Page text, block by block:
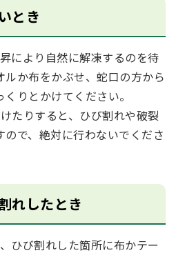
とき
により自然に解凍するのを待
か布をかぶせ、蛇口の方から
りとかけてください。
たりすると、ひび割れや破裂
で、絶対に行わないでくださ
れしたとき
ひび割れした箇所に布かテー